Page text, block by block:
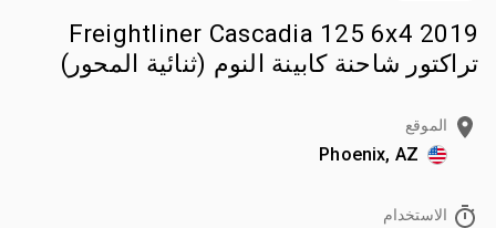
2019 Freightliner Cascadia 125 6x4
تراكتور شاحنة كابينة النوم (ثنائية المحور)
الموقع
Phoenix, AZ
الاستخدام